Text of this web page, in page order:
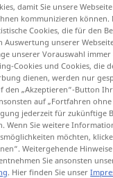
f
Übersetzungen
Übersetzung
damit Sie unsere
kommunizieren können.
Cookies, die für den
Auswertung unserer
unserer Vorauswahl
Cookies und Cookies, die
dienen, werden nur
den „Akzeptieren“-Button
auf „Fortfahren
jederzeit für zukünftige
Wenn Sie weitere
möchten,
Weitergehende
Sie ansonsten
. Hier finden Sie unser